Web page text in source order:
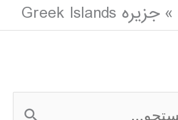
جزیره Greek Islands